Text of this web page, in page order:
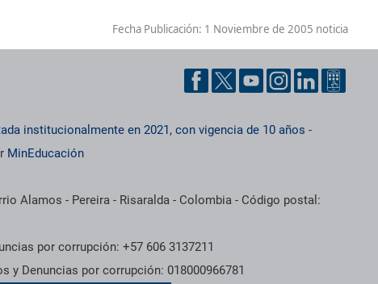
Fecha Publicación: 1 Noviembre de 2005 noticia
institucionalmente en 2021, con vigencia de 10 años -
MinEducación
Alamos - Pereira - Risaralda - Colombia - Código postal:
por corrupción: +57 606 3137211
y Denuncias por corrupción: 018000966781